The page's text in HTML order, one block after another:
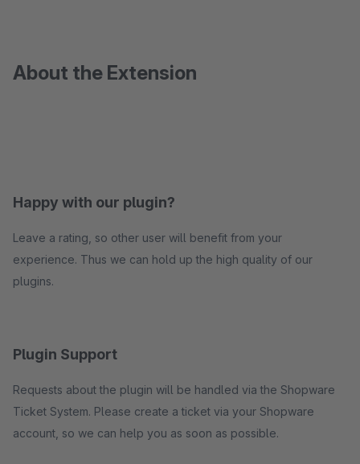
About the Extension
Happy with our plugin?
Leave a rating, so other user will benefit from your
experience. Thus we can hold up the high quality of our
plugins.
Plugin Support
Requests about the plugin will be handled via the Shopware
Ticket System. Please create a ticket via your Shopware
account, so we can help you as soon as possible.